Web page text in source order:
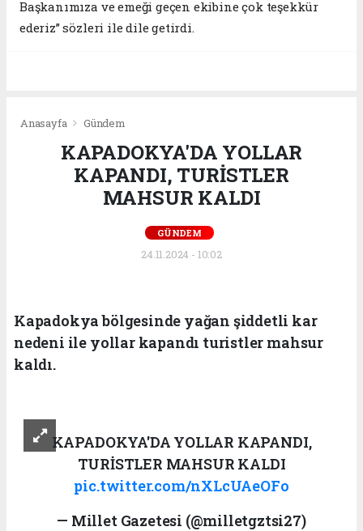
Başkanımıza ve emeği geçen ekibine çok teşekkür
ederiz” sözleri ile dile getirdi.
Anasayfa Gündem
KAPADOKYA'DA YOLLAR
KAPANDI, TURİSTLER
MAHSUR KALDI
GÜNDEM
24.11.2024 - 10:02
Kapadokya bölgesinde yağan şiddetli kar
nedeni ile yollar kapandı turistler mahsur
kaldı.
KAPADOKYA'DA YOLLAR KAPANDI,
TURİSTLER MAHSUR KALDI
pic.twitter.com/nXLcUAeOFo
— Millet Gazetesi (@milletgztsi27)